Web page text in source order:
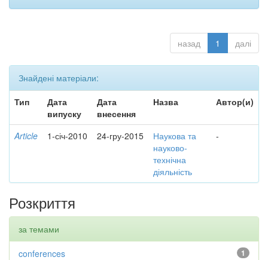
назад 1 далі
Знайдені матеріали:
Тип
Дата
випуску
Дата
внесення
Назва Автор(и)
Article 1-січ-2010 24-гру-2015
Наукова та
науково-
технічна
діяльність
-
Розкриття
за темами
1
conferences